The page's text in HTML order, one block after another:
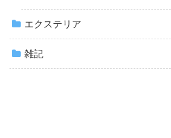
エクステリア
雑記